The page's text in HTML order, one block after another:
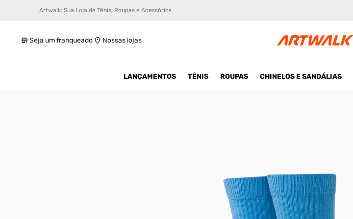
Artwalk: Sua Loja de Tênis, Roupas e Acessórios
Seja um franqueado Nossas lojas
LANÇAMENTOS TÊNIS ROUPAS CHINELOS E SANDÁLIAS
Meia Stance Icon Quarter Unissex